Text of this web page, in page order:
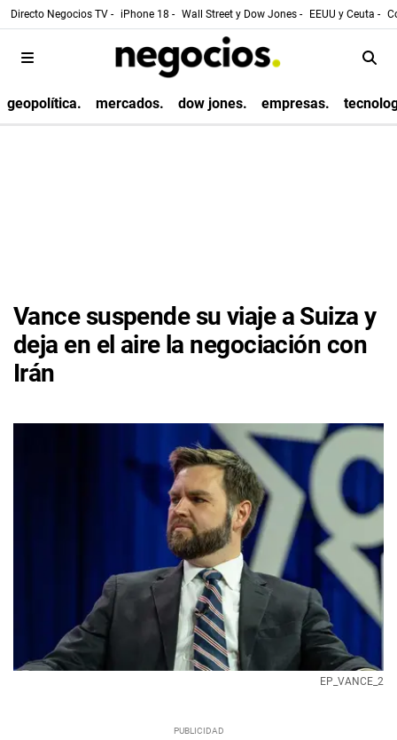
Directo Negocios TV - iPhone 18 - Wall Street y Dow Jones - EEUU y Ceuta -
geopolítica. mercados. dow jones. empresas.
Vance suspende su viaje a Suiza y
deja en el aire la negociación con
Irán
EP_VANCE_2